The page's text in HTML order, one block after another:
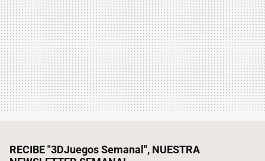
RECIBE "3DJuegos Semanal", NUESTRA